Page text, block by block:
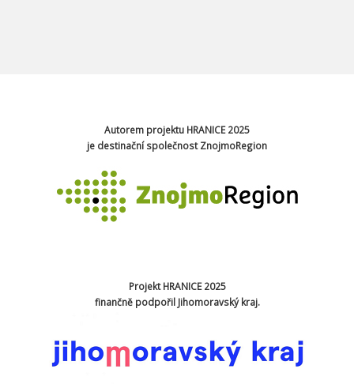
Autorem projektu HRANICE 2025
je destinační společnost ZnojmoRegion
Projekt HRANICE 2025
finančně podpořil Jihomoravský kraj.